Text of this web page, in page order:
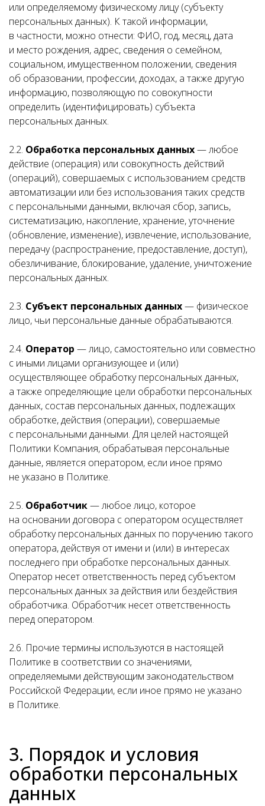
или определяемому физическому лицу (субъекту
персональных данных). К такой информации,
в частности, можно отнести: ФИО, год, месяц, дата
и место рождения, адрес, сведения о семейном,
социальном, имущественном положении, сведения
об образовании, профессии, доходах, а также другую
информацию, позволяющую по совокупности
определить (идентифицировать) субъекта
персональных данных.
2.2. Обработка персональных данных— любое
действие (операция) или совокупность действий
(операций), совершаемых с использованием средств
автоматизации или без использования таких средств
с персональными данными, включая сбор, запись,
систематизацию, накопление, хранение, уточнение
(обновление, изменение), извлечение, использование,
передачу (распространение, предоставление, доступ),
обезличивание, блокирование, удаление, уничтожение
персональных данных.
2.3. Субъект персональных данных— физическое
лицо, чьи персональные данные обрабатываются.
2.4. Оператор — лицо, самостоятельно или совместно
с иными лицами организующее и (или)
осуществляющее обработку персональных данных,
а также определяющие цели обработки персональных
данных, состав персональных данных, подлежащих
обработке, действия (операции), совершаемые
с персональными данными. Для целей настоящей
Политики Компания, обрабатывая персональные
данные, является оператором, если иное прямо
не указано в Политике.
2.5. Обработчик— любое лицо, которое
на основании договора с оператором осуществляет
обработку персональных данных по поручению такого
оператора, действуя от имени и (или) в интересах
последнего при обработке персональных данных.
Оператор несет ответственность перед субъектом
персональных данных за действия или бездействия
обработчика. Обработчик несет ответственность
перед оператором.
2.6. Прочие термины используются в настоящей
Политике в соответствии со значениями,
определяемыми действующим законодательством
Российской Федерации, если иное прямо не указано
в Политике.
3. Порядок и условия
обработки персональных
данных